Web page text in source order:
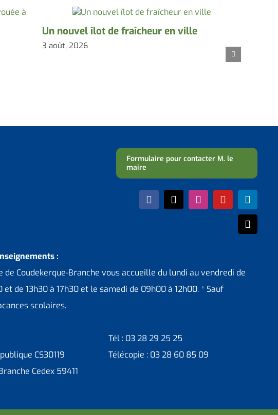
Un nouvel îlot de fraîcheur en ville
3 août, 2026
Formulaire pour contacter M. le
maire
:
de Coudekerque-Branche vous accueille du lundi au vendredi de
et de 13h30 à 17h30 et le samedi de 09h00 à 12h00. * Sauf
scolaires.
CS30119
Cedex 59411
Tél : 03 28 29 25 25
Télécopie : 03 28 60 85 09